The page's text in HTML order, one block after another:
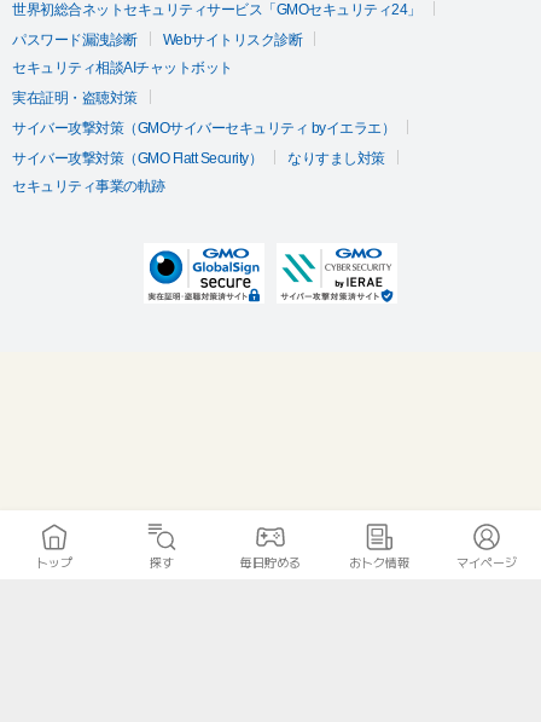
世界初総合ネットセキュリティサービス「GMOセキュリティ24」
パスワード漏洩診断
Webサイトリスク診断
セキュリティ相談AIチャットボット
実在証明・盗聴対策
サイバー攻撃対策（GMOサイバーセキュリティ byイエラエ）
サイバー攻撃対策（GMO Flatt Security）
なりすまし対策
セキュリティ事業の軌跡
トップ 探す 毎日貯める おトク情報 マイページ